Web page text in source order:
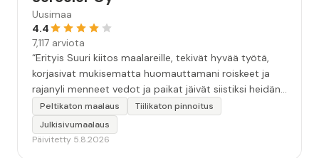
Uusimaa
4.4
7,117 arviota
“Erityis Suuri kiitos maalareille, tekivät hyvää työtä,
korjasivat mukisematta huomauttamani roiskeet ja
rajanyli menneet vedot ja paikat jäivät siistiksi heidän
lähtönsä jälkeen.”
Peltikaton maalaus
Tiilikaton pinnoitus
Julkisivumaalaus
Päivitetty 5.8.2026